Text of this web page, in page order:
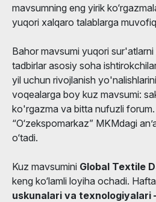
mavsumning eng yirik
yuqori xalqaro talablarga
Bahor mavsumi yuqori
tadbirlar asosiy soha
yil uchun rivojlanish
voqealarga boy kuz mavsumi:
ko'rgazma va bitta nufuzli
“O‘zekspomarkaz” MKMdagi
o‘tadi.
Kuz mavsumini Global Textile
keng ko‘lamli loyiha ochadi.
uskunalari va texnologiyalari